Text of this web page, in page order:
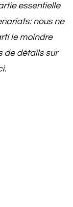
essentielle
nous ne
le moindre
de détails sur